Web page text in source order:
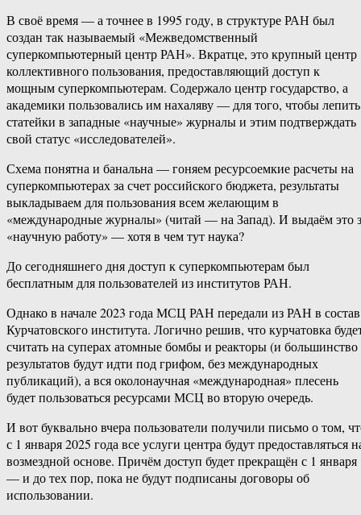
В своё время — а точнее в 1995 году, в структуре РАН был
создан так называемый «Межведомственный
суперкомпьютерный центр РАН». Вкратце, это крупный центр
коллективного пользования, предоставляющий доступ к
мощным суперкомпьютерам. Содержало центр государство, а
академики пользовались им нахаляву — для того, чтобы лепить
статейки в западные «научные» журналы и этим подтверждать
свой статус «исследователей».
Схема понятна и банальна — гоняем ресурсоемкие расчеты на
суперкомпьютерах за счет российского бюджета, результаты
выкладываем для пользования всем желающим в
«международные журналы» (читай — на Запад). И выдаём это
«научную работу» — хотя в чем тут наука?
До сегодняшнего дня доступ к суперкомпьютерам был
бесплатным для пользователей из институтов РАН.
Однако в начале 2023 года МСЦ РАН передали из РАН в состав
Курчатовского института. Логично решив, что курчатовка
считать на суперах атомные бомбы и реакторы (и большинство
результатов будут идти под грифом, без международных
публикаций), а вся околонаучная «международная» плесень
будет пользоваться ресурсами МСЦ во вторую очередь.
И вот буквально вчера пользователи получили письмо о том,
с 1 января 2025 года все услуги центра будут предоставляться
возмездной основе. Причём доступ будет прекращён с 1 января
— и до тех пор, пока не будут подписаны договоры об
использовании.